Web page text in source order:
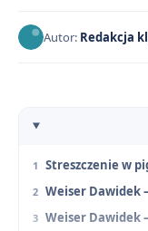
Autor: Redakcja
Streszczenie w
Weiser
Weiser Dawidek